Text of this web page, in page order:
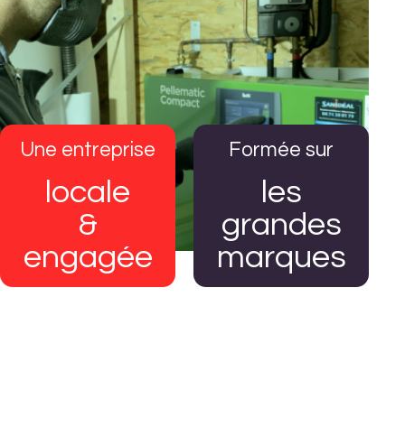
Une entreprise
locale
&
engagée
Formée sur
les
grandes
marques